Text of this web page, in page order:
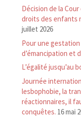
Décision de la
droits des enfants
juillet 2026
Pour une
d’émancipation et
L’égalité jusqu’au
Journée
lesbophobie, la
réactionnaires, il
conquêtes. 16 mai